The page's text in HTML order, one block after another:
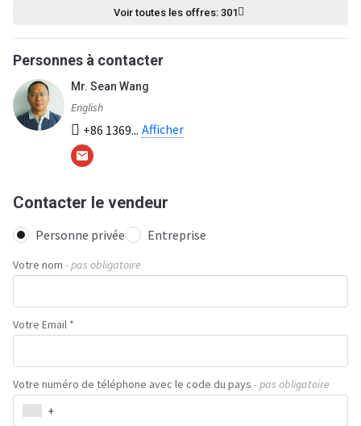
Voir toutes les offres: 301
Personnes à contacter
Mr. Sean Wang
English
+86 1369... Afficher
Contacter le vendeur
Personne privée Entreprise
Votre nom - pas obligatoire
Votre Email *
Votre numéro de téléphone avec le code du pays - pas obligatoire
+